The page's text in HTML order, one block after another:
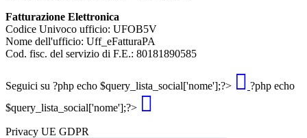
Fatturazione Elettronica
Codice Univoco ufficio: UFOB5V
Nome dell'ufficio: Uff_eFatturaPA
Cod. fisc. del servizio di F.E.: 80181890585
Seguici su ?php echo $query_lista_social['nome'];?>
?php echo
$query_lista_social['nome'];?>
Privacy UE GDPR